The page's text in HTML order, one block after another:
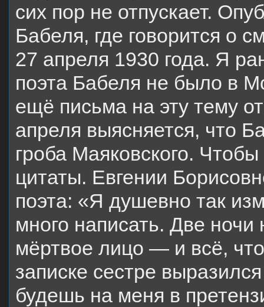
сих пор не отпускает.
Бабеля, где говорится о
27 апреля 1930 года. Я
поэта Бабеля не было в
ещё письма на эту тему
апреля выясняется, что
гроба Маяковского.
цитаты. Евгении
поэта: «Я душевно так
много написать. Две ночи
мёртвое лицо — и всё,
записке сестре
будешь на меня в